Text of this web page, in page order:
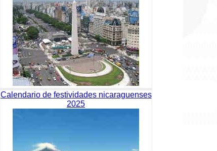
Calendario de festividades nicaraguenses
2025